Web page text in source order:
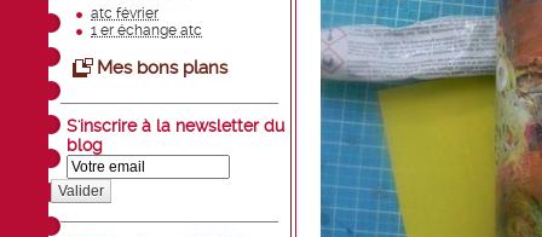
atc février
1 er échange atc
Mes bons plans
S'inscrire à la newsletter du
blog
Valider